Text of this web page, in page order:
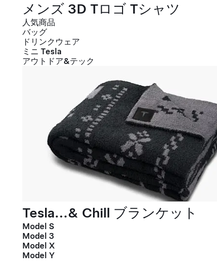
メンズ 3D Tロゴ Tシャツ
人気商品
バッグ
ドリンクウェア
ミニ Tesla
アウトドア&テック
Tesla...& Chill ブランケット
Model S
Model 3
Model X
Model Y